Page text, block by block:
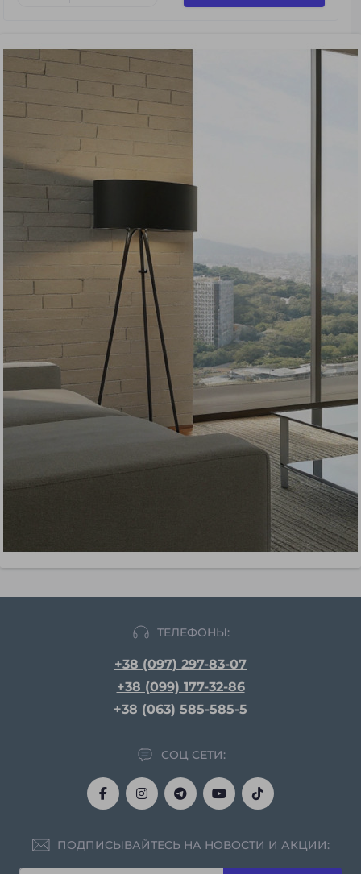
ТЕЛЕФОНЫ:
+38 (097) 297-83-07
+38 (099) 177-32-86
+38 (063) 585-585-5
СОЦ СЕТИ:
ПОДПИСЫВАЙТЕСЬ НА НОВОСТИ И АКЦИИ: